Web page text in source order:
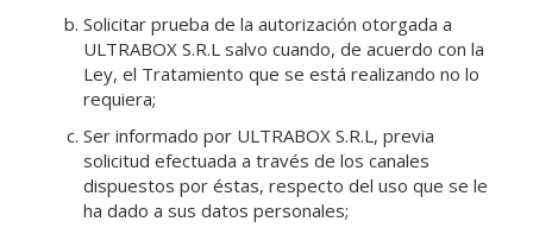
Solicitar prueba de la autorización otorgada a
ULTRABOX S.R.L salvo cuando, de acuerdo con la
Ley, el Tratamiento que se está realizando no lo
requiera;
Ser informado por ULTRABOX S.R.L, previa
solicitud efectuada a través de los canales
dispuestos por éstas, respecto del uso que se le
ha dado a sus datos personales;